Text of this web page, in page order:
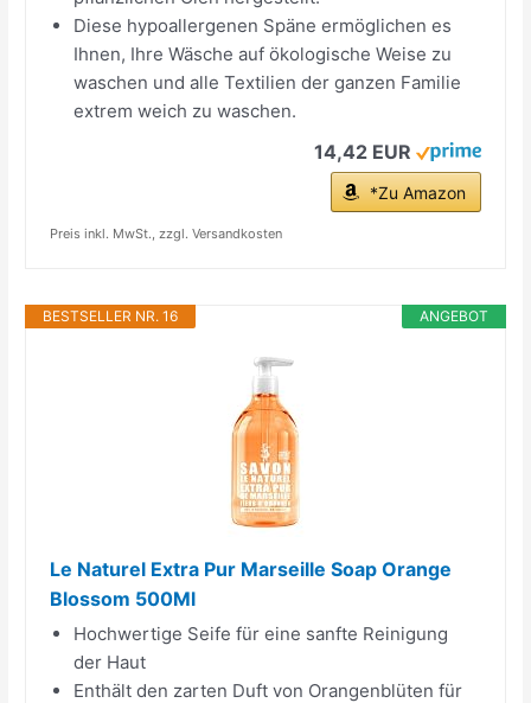
Diese hypoallergenen Späne ermöglichen es
Ihnen, Ihre Wäsche auf ökologische Weise zu
waschen und alle Textilien der ganzen Familie
extrem weich zu waschen.
14,42 EUR
*Zu Amazon
Preis inkl. MwSt., zzgl. Versandkosten
ANGEBOT
BESTSELLER NR. 16
Le Naturel Extra Pur Marseille Soap Orange
Blossom 500Ml
Hochwertige Seife für eine sanfte Reinigung
der Haut
Enthält den zarten Duft von Orangenblüten für